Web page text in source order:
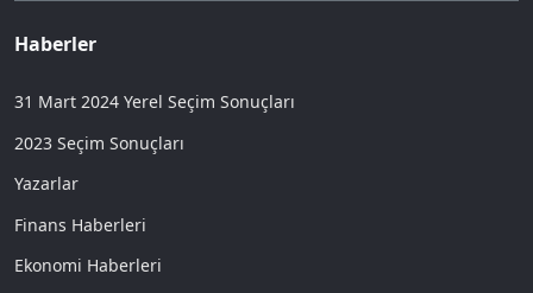
Haberler
31 Mart 2024 Yerel Seçim Sonuçları
2023 Seçim Sonuçları
Yazarlar
Finans Haberleri
Ekonomi Haberleri